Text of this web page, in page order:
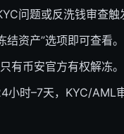
问题或反洗钱审查触
结资产”选项即可查看。
有币安官方有权解冻。
小时–7天，KYC/AML